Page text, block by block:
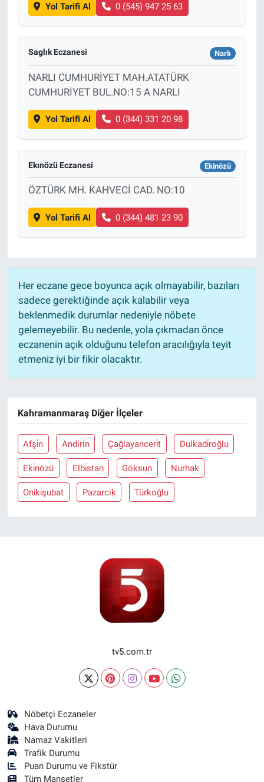
Yol Tarifi Al 0 (545) 947 25 63
Saglık Eczanesi Narlı
NARLI CUMHURİYET MAH.ATATÜRK
CUMHURİYET BUL.NO:15 A NARLI
Yol Tarifi Al 0 (344) 331 20 98
Ekınözü Eczanesi Ekinözü
ÖZTÜRK MH. KAHVECİ CAD. NO:10
Yol Tarifi Al 0 (344) 481 23 90
Her eczane gece boyunca açık olmayabilir, bazıları
sadece gerektiğinde açık kalabilir veya
beklenmedik durumlar nedeniyle nöbete
gelemeyebilir. Bu nedenle, yola çıkmadan önce
eczanenin açık olduğunu telefon aracılığıyla teyit
etmeniz iyi bir fikir olacaktır.
Kahramanmaraş Diğer İlçeler
Afşi̇n Andirin Çağlayanceri̇t Dulkadi̇roğlu
Eki̇nözü Elbi̇stan Göksun Nurhak
Oni̇ki̇şubat Pazarcik Türkoğlu
tv5.com.tr
Nöbetçi Eczaneler
Hava Durumu
Namaz Vakitleri
Trafik Durumu
Puan Durumu ve Fikstür
Tüm Manşetler